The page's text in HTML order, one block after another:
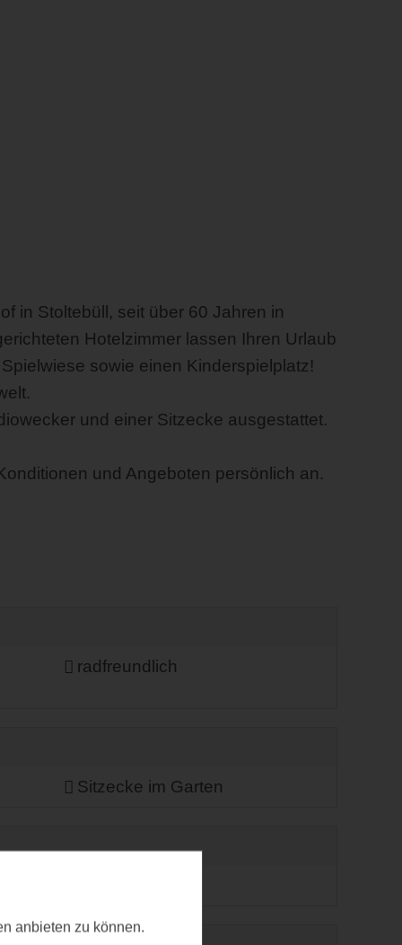
in Stoltebüll, seit über 60 Jahren in
Hotelzimmer lassen Ihren Urlaub
sowie einen Kinderspielplatz!
und einer Sitzecke ausgestattet.
und Angeboten persönlich an.
radfreundlich
Sitzecke im Garten
anbieten zu können.